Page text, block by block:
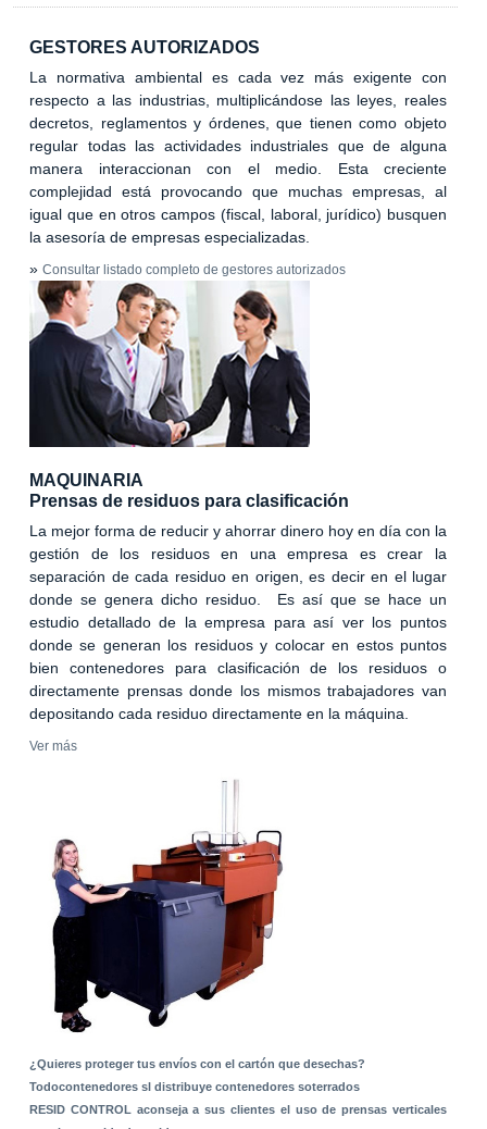
GESTORES AUTORIZADOS
La normativa ambiental es cada vez más exigente con
respecto a las industrias, multiplicándose las leyes, reales
decretos, reglamentos y órdenes, que tienen como objeto
regular todas las actividades industriales que de alguna
manera interaccionan con el medio. Esta creciente
complejidad está provocando que muchas empresas, al
igual que en otros campos (fiscal, laboral, jurídico) busquen
la asesoría de empresas especializadas.
» Consultar listado completo de gestores autorizados
MAQUINARIA
Prensas de residuos para clasificación
La mejor forma de reducir y ahorrar dinero hoy en día con la
gestión de los residuos en una empresa es crear la
separación de cada residuo en origen, es decir en el lugar
donde se genera dicho residuo. Es así que se hace un
estudio detallado de la empresa para así ver los puntos
donde se generan los residuos y colocar en estos puntos
bien contenedores para clasificación de los residuos o
directamente prensas donde los mismos trabajadores van
depositando cada residuo directamente en la máquina.
Ver más
¿Quieres proteger tus envíos con el cartón que desechas?
Todocontenedores sl distribuye contenedores soterrados
RESID CONTROL aconseja a sus clientes el uso de prensas verticales